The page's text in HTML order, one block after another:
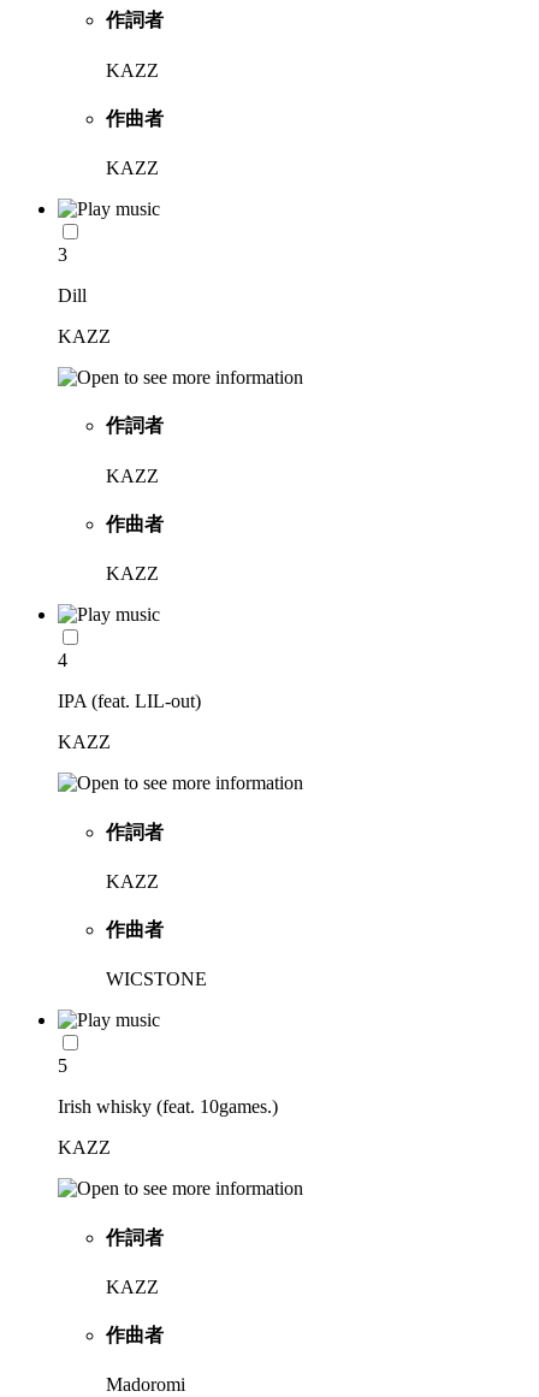
作詞者
KAZZ
作曲者
KAZZ
3
Dill
KAZZ
作詞者
KAZZ
作曲者
KAZZ
4
IPA (feat. LIL-out)
KAZZ
作詞者
KAZZ
作曲者
WICSTONE
5
Irish whisky (feat. 10games.)
KAZZ
作詞者
KAZZ
作曲者
Madoromi